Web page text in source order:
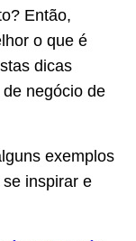
Então,
o que é
dicas
negócio de
exemplos
inspirar e